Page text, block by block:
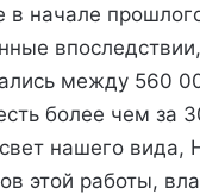
в начале
между 560
более чем за
нашего вида,
этой работы,